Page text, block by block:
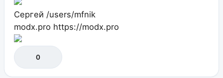
Сергей /users/mfnik
modx.pro https://modx.pro
0